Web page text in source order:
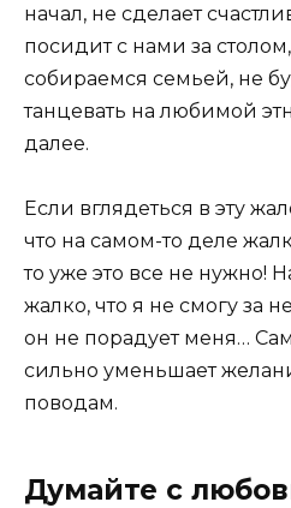
начал, не сделает
посидит с нами за
собираемся семьей, не
танцевать на любимой
далее.
Если вглядеться в эту
что на самом-то деле
то уже это все не нужно!
жалко, что я не смогу за
он не порадует меня…
сильно уменьшает
поводам.
Думайте с